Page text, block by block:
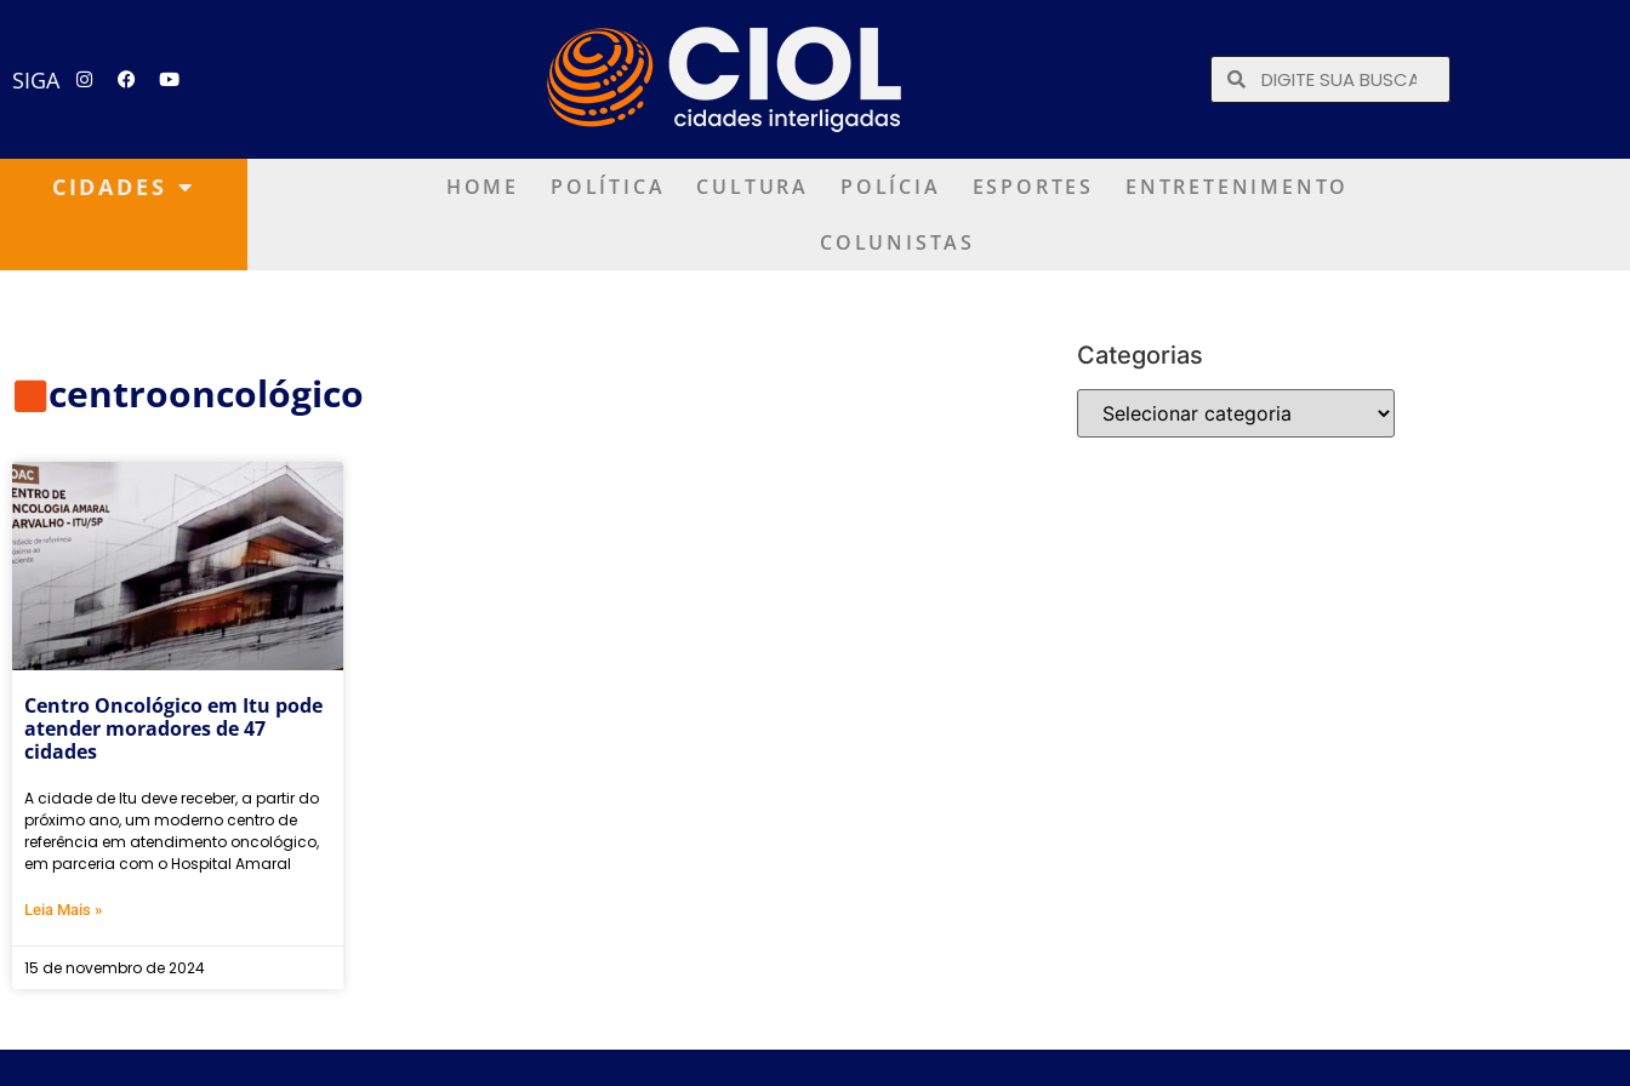
SIGA
CIDADES HOME POLÍTICA CULTURA POLÍCIA ESPORTES ENTRETENIMENTO
COLUNISTAS
centrooncológico
Categorias
Centro Oncológico em Itu pode
atender moradores de 47
cidades
A cidade de Itu deve receber, a partir do
próximo ano, um moderno centro de
referência em atendimento oncológico,
em parceria com o Hospital Amaral
Leia Mais »
15 de novembro de 2024